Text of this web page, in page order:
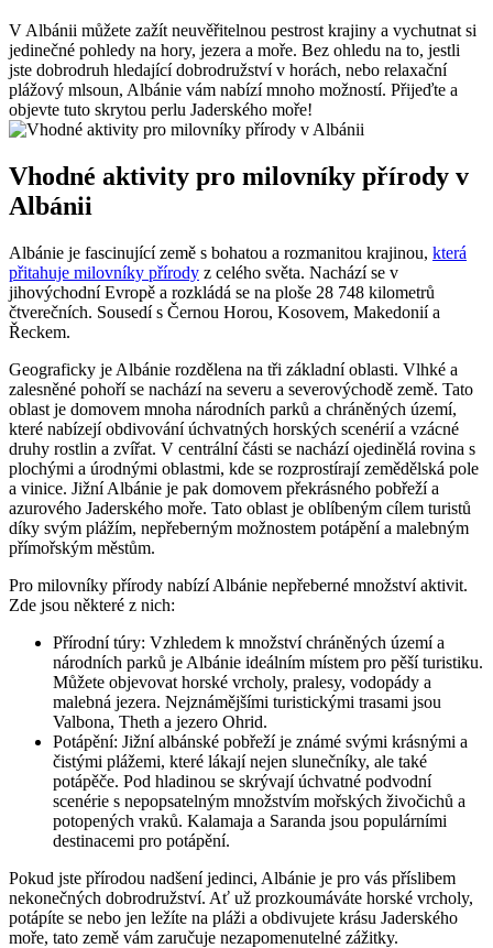
V Albánii můžete zažít neuvěřitelnou pestrost krajiny a vychutnat si
jedinečné pohledy na hory, jezera ‍a moře. Bez ohledu na to, jestli
jste dobrodruh hledající dobrodružství v horách, nebo relaxační
plážový mlsoun, Albánie vám nabízí mnoho možností. Přijeďte a
objevte tuto skrytou perlu Jaderského moře!
Vhodné aktivity pro milovníky přírody v
Albánii
Albánie je ​fascinující země s bohatou ⁣a rozmanitou krajinou, která
přitahuje milovníky přírody z celého světa. Nachází se v‌
jihovýchodní Evropě a rozkládá se na ploše 28​ 748 kilometrů
čtverečních.⁢ Sousedí​ s Černou Horou, Kosovem, Makedonií a
Řeckem.
Geograficky je Albánie rozdělena na tři základní oblasti. Vlhké a
zalesněné‌ pohoří se nachází na severu a severovýchodě země. Tato
oblast⁢ je domovem mnoha národních parků a chráněných území,
které nabízejí obdivování úchvatných ‍horských scenérií a vzácné
druhy rostlin a zvířat. V centrální⁣ části se nachází ojedinělá rovina s
plochými a úrodnými oblastmi, kde se rozprostírají zemědělská pole
a vinice. Jižní Albánie je pak domovem překrásného pobřeží a ​
azurového Jaderského moře. Tato oblast je oblíbeným cílem turistů
díky svým plážím, nepřeberným možnostem potápění a malebným‌
přímořským ⁣městům.
Pro milovníky přírody nabízí Albánie nepřeberné množství aktivit.‌
Zde jsou některé z nich:
Přírodní túry: Vzhledem k množství chráněných území a
národních parků je Albánie ideálním místem pro pěší turistiku.
Můžete objevovat horské vrcholy,​ pralesy, vodopády a
‌malebná⁣ jezera. Nejznámějšími ⁤turistickými trasami jsou
Valbona, Theth ‍a jezero Ohrid.
Potápění: Jižní albánské pobřeží⁤ je známé svými krásnými a
čistými plážemi, které lákají nejen slunečníky, ale ⁤také
potápěče. Pod hladinou se skrývají úchvatné podvodní
scenérie s nepopsatelným množstvím mořských živočichů‍ a
potopených vraků. Kalamaja a Saranda jsou​ populárními
destinacemi pro potápění.
Pokud jste ‍přírodou nadšení jedinci, Albánie je pro vás příslibem
nekonečných dobrodružství. Ať už prozkoumáváte horské‌ vrcholy,
potápíte se nebo ⁣jen ležíte na pláži a obdivujete krásu Jaderského
moře,‌ tato země vám zaručuje nezapomenutelné zážitky.